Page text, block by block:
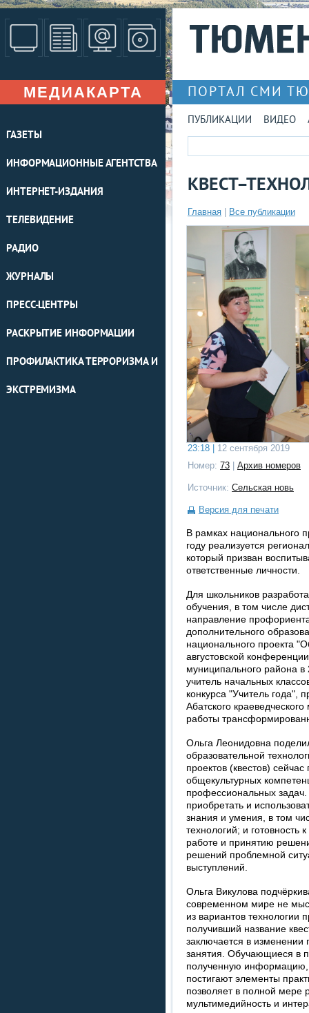
МЕДИАКАРТА
ГАЗЕТЫ
ИНФОРМАЦИОННЫЕ АГЕНТСТВА
ИНТЕРНЕТ-ИЗДАНИЯ
ТЕЛЕВИДЕНИЕ
РАДИО
ЖУРНАЛЫ
ПРЕСС-ЦЕНТРЫ
РАСКРЫТИЕ ИНФОРМАЦИИ
ПРОФИЛАКТИКА ТЕРРОРИЗМА И
ЭКСТРЕМИЗМА
ПОРТАЛ СМИ
ПУБЛИКАЦИИ ВИДЕО
Главная Все публикации
23:18 |
12 сентября 2019
Номер: 73 Архив номеров
Источник: Сельская новь
Версия для печати
В рамках национального
году реализуется
который призван
ответственные личности.
Для школьников
обучения, в том числе
направление
дополнительного
национального проекта
августовской
муниципального района в
учитель начальных
конкурса "Учитель года",
Абатского
работы
Ольга Леонидовна
образовательной
проектов (квестов)
общекультурных
профессиональных
приобретать и
знания и умения, в том
технологий; и готовность
работе и принятию
решений проблемной
выступлений.
Ольга Викулова
современном мире не
из вариантов технологии
получивший название
заключается в изменении
занятия. Обучающиеся в
полученную
постигают элементы
позволяет в полной мере
мультимедийность и